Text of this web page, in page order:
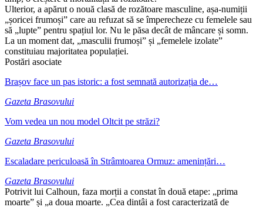
Ulterior, a apărut o nouă clasă de rozătoare masculine, așa-numiții
„șoricei frumoși” care au refuzat să se împerecheze cu femelele sau
să „lupte” pentru spațiul lor. Nu le păsa decât de mâncare și somn.
La un moment dat, „masculii frumoși” și „femelele izolate”
constituiau majoritatea populației.
Postări asociate
Brașov face un pas istoric: a fost semnată autorizația de…
Gazeta Brasovului
Vom vedea un nou model Oltcit pe străzi?
Gazeta Brasovului
Escaladare periculoasă în Strâmtoarea Ormuz: amenințări…
Gazeta Brasovului
Potrivit lui Calhoun, faza morții a constat în două etape: „prima
moarte” și „a doua moarte. „Cea dintâi a fost caracterizată de